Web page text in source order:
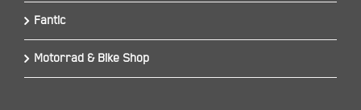
Fantic
Motorrad & Bike Shop